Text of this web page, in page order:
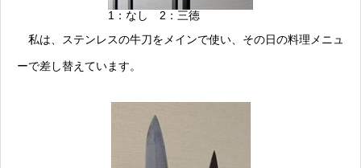
1：なし 2：三徳
私は、ステンレスの牛刀をメインで使い、その日の料理メニュ
ーで差し替えています。